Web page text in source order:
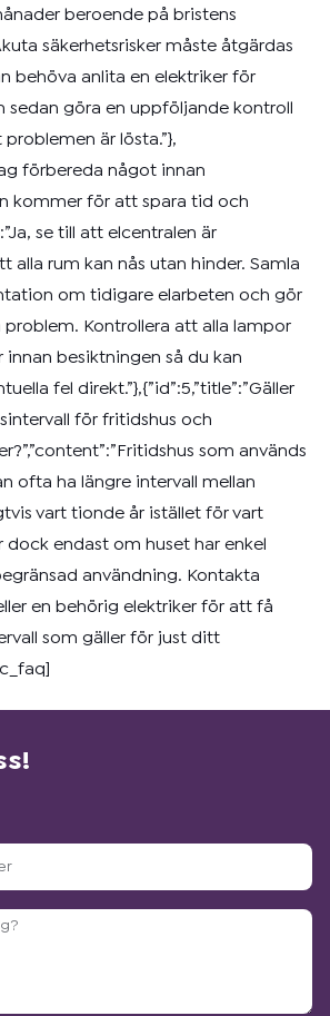
beroende på bristens
säkerhetsrisker måste åtgärdas
behöva anlita en elektriker för
sedan göra en uppföljande kontroll
är lösta.”},
jag förbereda något innan
kommer för att spara tid och
se till att elcentralen är
alla rum kan nås utan hinder. Samla
om tidigare elarbeten och gör
problem. Kontrollera att alla lampor
besiktningen så du kan
fel direkt.”},{”id”:5,”title”:”Gäller
för fritidshus och
som används
ofta ha längre intervall mellan
vart tionde år istället för vart
endast om huset har enkel
användning. Kontakta
en behörig elektriker för att få
som gäller för just ditt